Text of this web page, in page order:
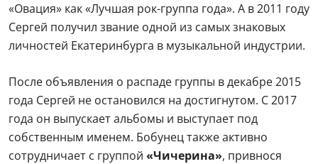
«Овация» как «Лучшая рок-группа года». А в 2011 году
Сергей получил звание одной из самых знаковых
личностей Екатеринбурга в музыкальной индустрии.
После объявления о распаде группы в декабре 2015
года Сергей не остановился на достигнутом. С 2017
года он выпускает альбомы и выступает под
собственным именем. Бобунец также активно
сотрудничает с группой «Чичерина», привнося